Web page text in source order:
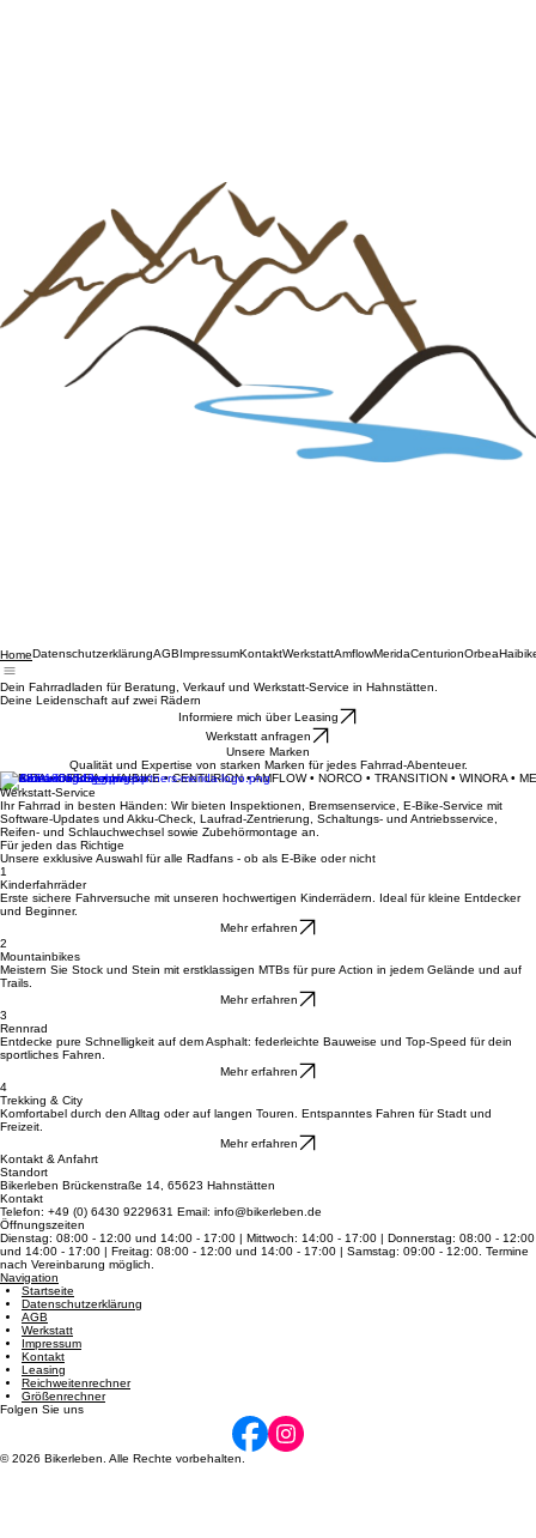
Home DatenschutzerklärungAGBImpressumKontaktWerkstattAmflowMeridaCenturion
Dein Fahrradladen für Beratung, Verkauf und Werkstatt-Service in Hahnstätten.
Informiere mich über Leasing
Werkstatt anfragen
Qualität und Expertise von starken Marken für jedes Fahrrad-Abenteuer.
MERIDA • ORBEA • HAIBIKE • CENTURION • AMFLOW • NORCO • TRANSITION • WINORA •
Werkstatt-Service
Ihr Fahrrad in besten Händen: Wir bieten Inspektionen, Bremsenservice, E-Bike-Service mit
Software-Updates und Akku-Check, Laufrad-Zentrierung, Schaltungs- und Antriebsservice,
Reifen- und Schlauchwechsel sowie Zubehörmontage an.
Für jeden das Richtige
Unsere exklusive Auswahl für alle Radfans - ob als E-Bike oder nicht
1
Erste sichere Fahrversuche mit unseren hochwertigen Kinderrädern. Ideal für kleine Entdecker
und Beginner.
Mehr erfahren
2
Meistern Sie Stock und Stein mit erstklassigen MTBs für pure Action in jedem Gelände und auf
Trails.
Mehr erfahren
3
Entdecke pure Schnelligkeit auf dem Asphalt: federleichte Bauweise und Top-Speed für dein
sportliches Fahren.
Mehr erfahren
4
Komfortabel durch den Alltag oder auf langen Touren. Entspanntes Fahren für Stadt und
Freizeit.
Mehr erfahren
Kontakt & Anfahrt
Standort
Bikerleben Brückenstraße 14, 65623 Hahnstätten
Kontakt
Telefon: +49 (0) 6430 9229631 Email: info@bikerleben.de
Öffnungszeiten
Dienstag: 08:00 - 12:00 und 14:00 - 17:00 | Mittwoch: 14:00 - 17:00 | Donnerstag: 08:00 - 12:00
und 14:00 - 17:00 | Freitag: 08:00 - 12:00 und 14:00 - 17:00 | Samstag: 09:00 - 12:00. Termine
nach Vereinbarung möglich.
Navigation
Startseite
Datenschutzerklärung
AGB
Werkstatt
Impressum
Kontakt
Leasing